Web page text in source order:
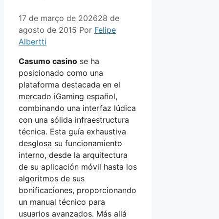
17 de março de 202628 de
agosto de 2015 Por Felipe
Albertti
Casumo casino se ha
posicionado como una
plataforma destacada en el
mercado iGaming español,
combinando una interfaz lúdica
con una sólida infraestructura
técnica. Esta guía exhaustiva
desglosa su funcionamiento
interno, desde la arquitectura
de su aplicación móvil hasta los
algoritmos de sus
bonificaciones, proporcionando
un manual técnico para
usuarios avanzados. Más allá